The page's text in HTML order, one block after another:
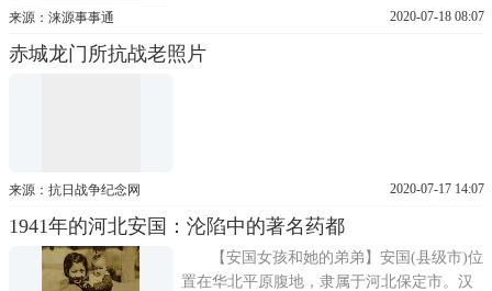
寇月野炮兵部队。永定河在抗日战争中的地
永定河上，此后敌我双方也一直围绕着这条
来源：涞源事事通 2020-07-18 08:07
赤城龙门所抗战老照片
来源：抗日战争纪念网 2020-07-17 14:07
1941年的河北安国：沦陷中的著名药都
【安国女孩和她的弟弟】安国(县级市)位
置在华北平原腹地，隶属于河北保定市。汉